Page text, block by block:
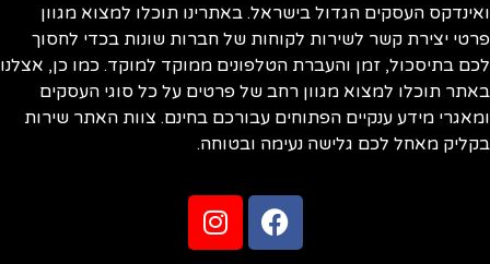
העסקים הגדול בישראל. באתרינו תוכלו למצוא מגוון
יצירת קשר לשירות לקוחות של חברות שונות בכדי לחסוך
בתיסכול, זמן והעברת הטלפונים ממוקד למוקד. כמו כן, אצלנו
תוכלו למצוא מגוון רחב של פרטים על כל סוגי העסקים
מידע ענקיים הפתוחים עבורכם בחינם. צוות האתר שירות
מאחל לכם גלישה נעימה ובטוחה.